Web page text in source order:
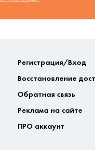
Регистрация/Вход
Восстановление
Обратная связь
Реклама на сайте
ПРО аккаунт